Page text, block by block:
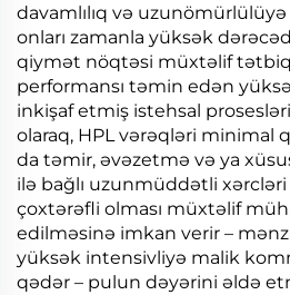
davamlılıq və
onları zamanla yüksək
qiymət nöqtəsi müxtəlif
performansı təmin edən
inkişaf etmiş istehsal
olaraq, HPL vərəqləri minimal
da təmir, əvəzetmə və ya
ilə bağlı uzunmüddətli xərcləri
çoxtərəfli olması müxtəlif
edilməsinə imkan verir –
yüksək intensivliyə malik
qədər – pulun dəyərini əldə